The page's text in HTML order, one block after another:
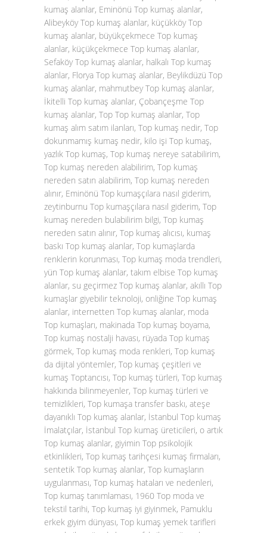
kumaş alanlar, Eminönü Top kumaş alanlar,
Alibeyköy Top kumaş alanlar, küçükköy Top
kumaş alanlar, büyükçekmece Top kumaş
alanlar, küçükçekmece Top kumaş alanlar,
Sefaköy Top kumaş alanlar, halkalı Top kumaş
alanlar, Florya Top kumaş alanlar, Beylikdüzü Top
kumaş alanlar, mahmutbey Top kumaş alanlar,
İkitelli Top kumaş alanlar, Çobançeşme Top
kumaş alanlar, Top Top kumaş alanlar, Top
kumaş alım satım ilanları, Top kumaş nedir, Top
dokunmamış kumaş nedir, kilo işi Top kumaş,
yazlık Top kumaş, Top kumaş nereye satabilirim,
Top kumaş nereden alabilirim, Top kumaş
nereden satın alabilirim, Top kumaş nereden
alınır, Eminönü Top kumaşçılara nasıl giderim,
zeytinburnu Top kumaşçılara nasıl giderim, Top
kumaş nereden bulabilirim bilgi, Top kumaş
nereden satın alınır, Top kumaş alıcısı, kumaş
baskı Top kumaş alanlar, Top kumaşlarda
renklerin korunması, Top kumaş moda trendleri,
yün Top kumaş alanlar, takım elbise Top kumaş
alanlar, su geçirmez Top kumaş alanlar, akıllı Top
kumaşlar giyebilir teknoloji, onliğine Top kumaş
alanlar, internetten Top kumaş alanlar, moda
Top kumaşları, makinada Top kumaş boyama,
Top kumaş nostalji havası, rüyada Top kumaş
görmek, Top kumaş moda renkleri, Top kumaş
da dijital yöntemler, Top kumaş çeşitleri ve
kumaş Toptancısı, Top kumaş türleri, Top kumaş
hakkında bilinmeyenler, Top kumaş türleri ve
temizlikleri, Top kumaşa transfer baskı, ateşe
dayanıklı Top kumaş alanlar, İstanbul Top kumaş
İmalatçılar, İstanbul Top kumaş üreticileri, o artık
Top kumaş alanlar, giyimin Top psikolojik
etkinlikleri, Top kumaş tarihçesi kumaş firmaları,
sentetik Top kumaş alanlar, Top kumaşların
uygulanması, Top kumaş hataları ve nedenleri,
Top kumaş tanımlaması, 1960 Top moda ve
tekstil tarihi, Top kumaş iyi giyinmek, Pamuklu
erkek giyim dünyası, Top kumaş yemek tarifleri